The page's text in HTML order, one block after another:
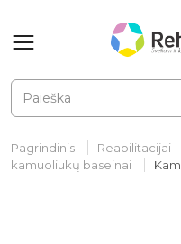
Pagrindinis Reabilitacijai
kamuoliukų baseinai